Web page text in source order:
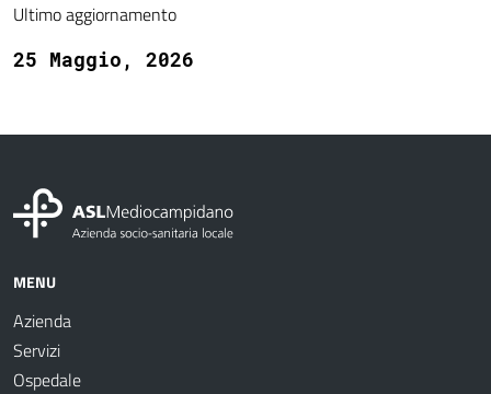
Ultimo aggiornamento
25 Maggio, 2026
MENU
Azienda
Servizi
Ospedale